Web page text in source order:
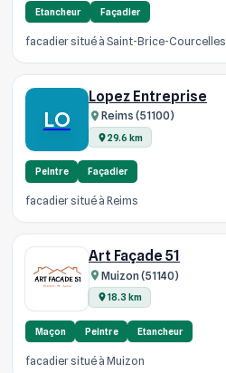
Etancheur Façadier
facadier situé à Saint-Brice-Courcelles
LO
Lopez Entreprise
Reims (51100)
29.6 km
Peintre Façadier
facadier situé à Reims
Art Façade 51
Muizon (51140)
18.3 km
Maçon Peintre Etancheur
facadier situé à Muizon